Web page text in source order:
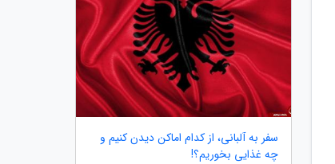
سفر به آلبانی، از کدام اماکن دیدن کنیم و
چه غذایی بخوریم؟!